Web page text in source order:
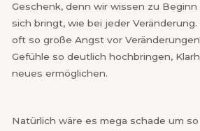
Geschenk, denn wir wissen zu
sich bringt, wie bei jeder
oft so große Angst vor
Gefühle so deutlich hochbringen,
neues ermöglichen.
Natürlich wäre es mega schade um